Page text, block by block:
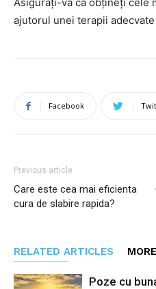
ajutorul unei terapii
Facebook
Previous article
Care este cea mai eficienta
cura de slabire rapida?
RELATED ARTICLES
Poze cu